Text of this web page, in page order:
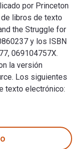
por Princeton
libros de texto
the Struggle for
y los ISBN
069104757X.
la versión
Los siguientes
texto electrónico: